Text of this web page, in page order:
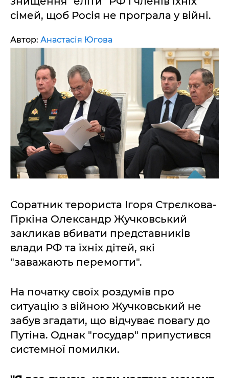
сімей, щоб Росія не програла у війні.
Автор: Анастасія Югова
Соратник терориста Ігоря Стрєлкова-
Гіркіна Олександр Жучковський
закликав вбивати представників
влади РФ та їхніх дітей, які
"заважають перемогти".
На початку своїх роздумів про
ситуацію з війною Жучковський не
забув згадати, що відчуває повагу до
Путіна. Однак "государ" припустився
системної помилки.